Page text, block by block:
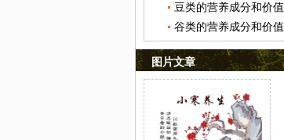
豆类的营养成分和价值
谷类的营养成分和价值
图片文章